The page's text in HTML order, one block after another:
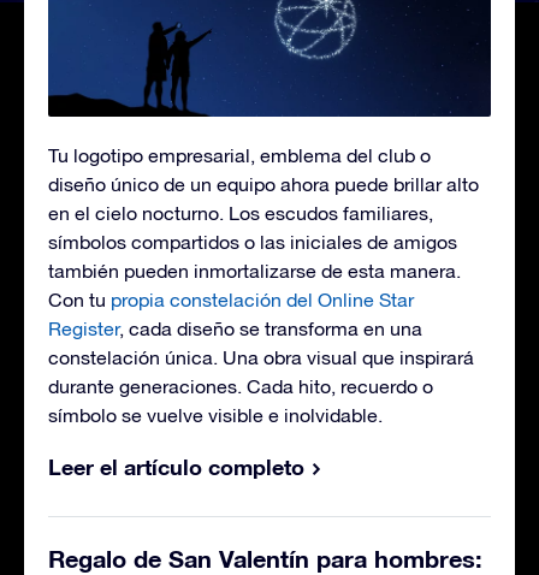
Tu logotipo empresarial, emblema del club o
diseño único de un equipo ahora puede brillar alto
en el cielo nocturno. Los escudos familiares,
símbolos compartidos o las iniciales de amigos
también pueden inmortalizarse de esta manera.
Con tu propia constelación del Online Star
Register, cada diseño se transforma en una
constelación única. Una obra visual que inspirará
durante generaciones. Cada hito, recuerdo o
símbolo se vuelve visible e inolvidable.
Leer el artículo completo
Regalo de San Valentín para hombres: